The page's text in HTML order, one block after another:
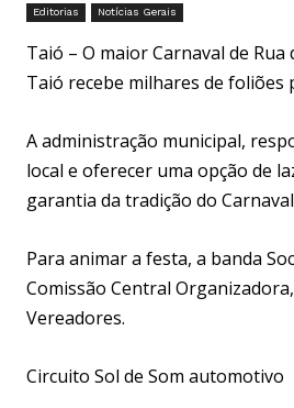
Editorias Notícias Gerais
Taió – O maior Carnaval de Rua
Taió recebe milhares de foliões
A administração municipal,
local e oferecer uma opção de
garantia da tradição do
Para animar a festa, a banda
Comissão Central
Vereadores.
Circuito Sol de Som automotivo